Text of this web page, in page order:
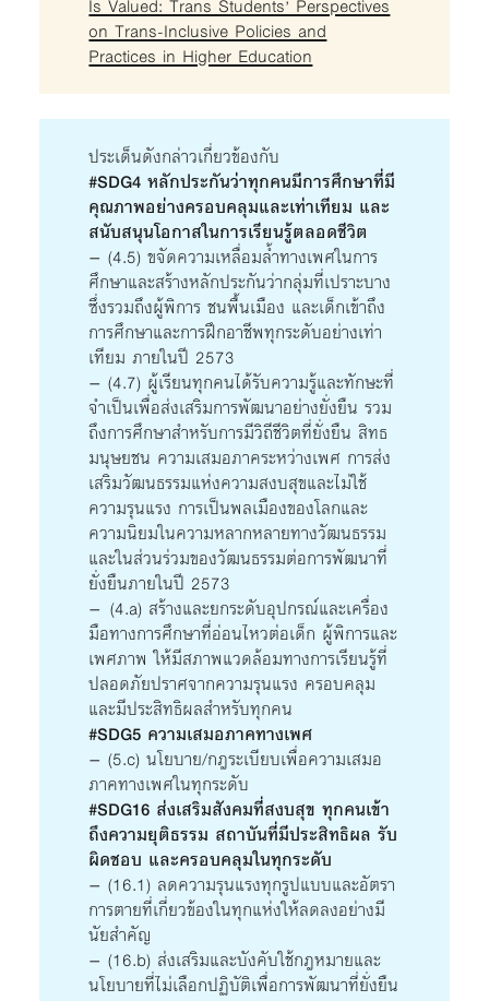
Is Valued: Trans Students’ Perspectives
on Trans-Inclusive Policies and
Practices in Higher Education
ประเด็นดังกล่าวเกี่ยวข้องกับ
#SDG4 หลักประกันว่าทุกคนมีการศึกษาที่มี
คุณภาพอย่างครอบคลุมและเท่าเทียม และ
สนับสนุนโอกาสในการเรียนรู้ตลอดชีวิต
– (4.5) ขจัดความเหลื่อมล้ำทางเพศในการ
ศึกษาและสร้างหลักประกันว่ากลุ่มที่เปราะบาง
ซึ่งรวมถึงผู้พิการ ชนพื้นเมือง และเด็กเข้าถึง
การศึกษาและการฝึกอาชีพทุกระดับอย่างเท่า
เทียม ภายในปี 2573
– (4.7) ผู้เรียนทุกคนได้รับความรู้และทักษะที่
จำเป็นเพื่อส่งเสริมการพัฒนาอย่างยั่งยืน รวม
ถึงการศึกษาสำหรับการมีวิถีชีวิตที่ยั่งยืน สิทธ
มนุษยชน ความเสมอภาคระหว่างเพศ การส่ง
เสริมวัฒนธรรมแห่งความสงบสุขและไม่ใช้
ความรุนแรง การเป็นพลเมืองของโลกและ
ความนิยมในความหลากหลายทางวัฒนธรรม
และในส่วนร่วมของวัฒนธรรมต่อการพัฒนาที่
ยั่งยืนภายในปี 2573
– (4.a) สร้างและยกระดับอุปกรณ์และเครื่อง
มือทางการศึกษาที่อ่อนไหวต่อเด็ก ผู้พิการและ
เพศภาพ ให้มีสภาพแวดล้อมทางการเรียนรู้ที่
ปลอดภัยปราศจากความรุนแรง ครอบคลุม
และมีประสิทธิผลสำหรับทุกคน
#SDG5 ความเสมอภาคทางเพศ
– (5.c) นโยบาย/กฎระเบียบเพื่อความเสมอ
ภาคทางเพศในทุกระดับ
#SDG16 ส่งเสริมสังคมที่สงบสุข ทุกคนเข้า
ถึงความยุติธรรม สถาบันที่มีประสิทธิผล รับ
ผิดชอบ และครอบคลุมในทุกระดับ
– (16.1) ลดความรุนแรงทุกรูปแบบและอัตรา
การตายที่เกี่ยวข้องในทุกแห่งให้ลดลงอย่างมี
นัยสำคัญ
– (16.b) ส่งเสริมและบังคับใช้กฎหมายและ
นโยบายที่ไม่เลือกปฏิบัติเพื่อการพัฒนาที่ยั่งยืน